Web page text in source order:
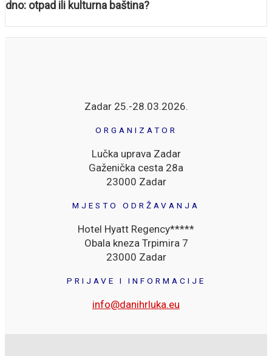
dno: otpad ili kulturna baština?
Zadar 25.-28.03.2026.
ORGANIZATOR
Lučka uprava Zadar
Gaženička cesta 28a
23000 Zadar
MJESTO ODRŽAVANJA
Hotel Hyatt Regency*****
Obala kneza Trpimira 7
23000 Zadar
PRIJAVE I INFORMACIJE
info@danihrluka.eu